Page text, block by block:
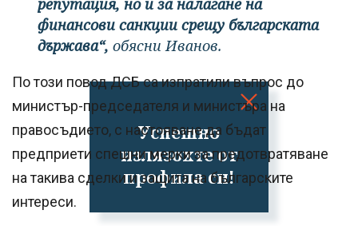
Успешно
излязохте от
профила си!
репутация, но и за налагане на
финансови санкции срещу българската
държава“, обясни Иванов.
По този повод ДСБ са изпратили въпрос до
министър-председателя и министъра на
правосъдието, с настояване да бъдат
предприети спешни мерки за предотвратяване
на такива сделки и защита на българските
интереси.